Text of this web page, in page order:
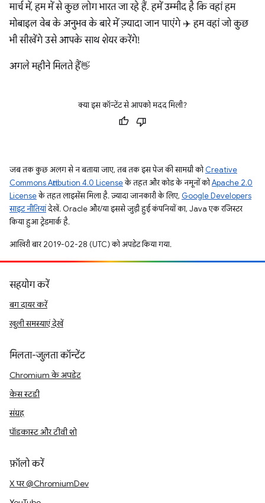
मार्च में, हम में से कुछ लोग भारत जा रहे हैं. हमें उम्मीद है कि वहां हम
मोबाइल वेब के अनुभव के बारे में ज़्यादा जान पाएंगे ✈️ हम वहां जो कुछ
भी सीखेंगे उसे आपके साथ शेयर करेंगे!
अगले महीने मिलते हैं👋
क्या इस कॉन्टेंट से आपको मदद मिली?
जब तक कुछ अलग से न बताया जाए, तब तक इस पेज की सामग्री कोCreative
Commons Attribution 4.0 Licenseके तहत और कोड के नमूनों कोApache 2.0
Licenseके तहत लाइसेंस मिला है. ज़्यादा जानकारी के लिए, Google Developers
साइट नीतियांदेखें. Oracle और/या इससे जुड़ी हुई कंपनियों का, Java एक रजिस्टर
किया हुआ ट्रेडमार्क है.
आखिरी बार 2019-02-28 (UTC) को अपडेट किया गया.
सहयोग करें
बग दायर करें
खुली समस्याएं देखें
मिलता-जुलता कॉन्टेंट
Chromium के अपडेट
केस स्टडी
संग्रह
पॉडकास्ट और टीवी शो
फ़ॉलो करें
X पर @ChromiumDev